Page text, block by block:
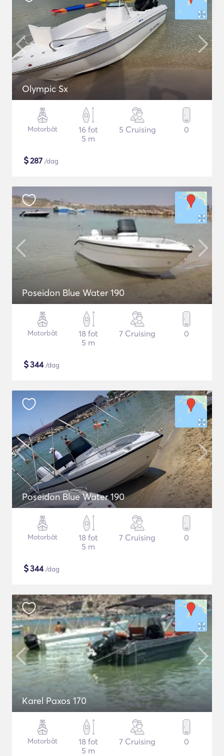
Olympic Sx
Motorbåt
16 fot
5 m
5 Cruising 0
$287 /dag
Poseidon Blue Water 190
Motorbåt
18 fot
5 m
7 Cruising 0
$344/dag
Poseidon Blue Water 190
Motorbåt
18 fot
5 m
7 Cruising 0
$344/dag
Karel Paxos 170
Motorbåt
18 fot
5 m
7 Cruising 0